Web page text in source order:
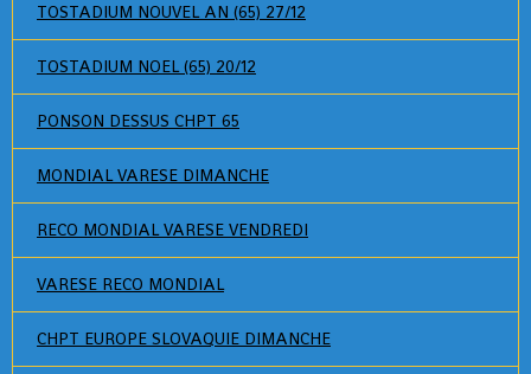
TOSTADIUM NOUVEL AN (65) 27/12
TOSTADIUM NOEL (65) 20/12
PONSON DESSUS CHPT 65
MONDIAL VARESE DIMANCHE
RECO MONDIAL VARESE VENDREDI
VARESE RECO MONDIAL
CHPT EUROPE SLOVAQUIE DIMANCHE